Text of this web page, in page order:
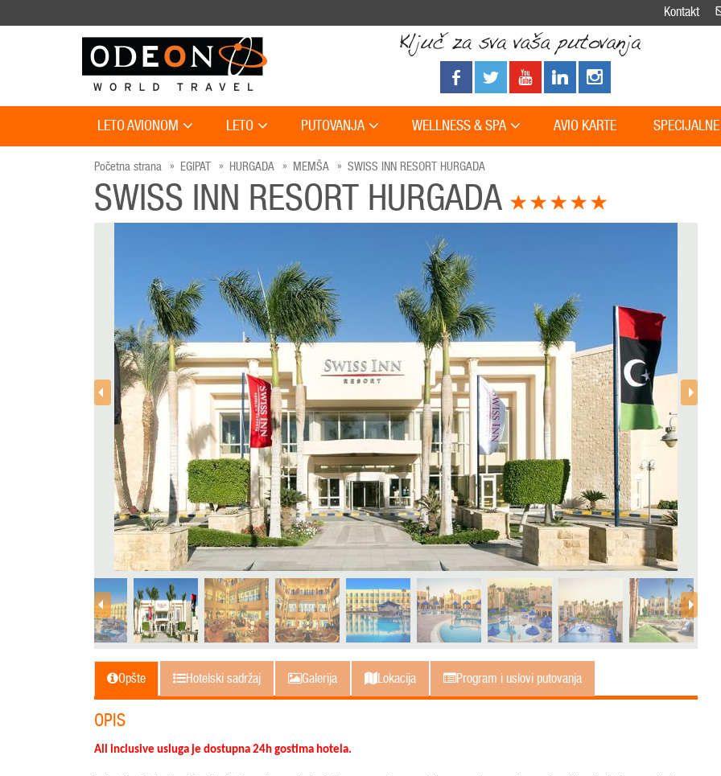
Kontakt
LETO AVIONOM LETO PUTOVANJA WELLNESS & SPA AVIO KARTE
Početna strana EGIPAT HURGADA MEMŠA SWISS INN RESORT HURGADA
SWISS INN RESORT HURGADA
Opšte Hotelski sadržaj Galerija Lokacija Program i uslovi putovanja
OPIS
All inclusive usluga je dostupna 24h gostima hotela.